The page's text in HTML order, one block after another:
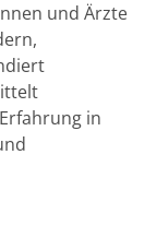
und Ärzte
in